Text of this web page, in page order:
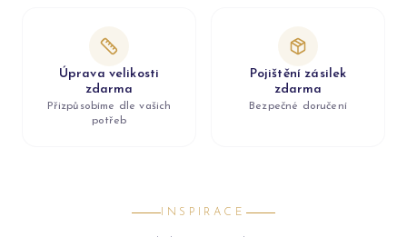
Úprava velikosti
zdarma
Přizpůsobíme dle vašich
potřeb
Pojištění zásilek
zdarma
Bezpečné doručení
INSPIRACE